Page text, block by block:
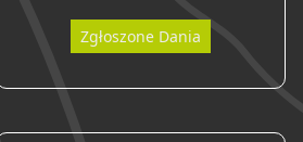
Zgłoszone Dania